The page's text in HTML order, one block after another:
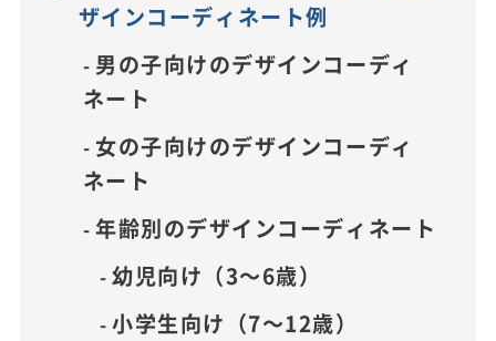
ザインコーディネート例
男の子向けのデザインコーディ
ネート
女の子向けのデザインコーディ
ネート
年齢別のデザインコーディネート
幼児向け（3～6歳）
小学生向け（7～12歳）